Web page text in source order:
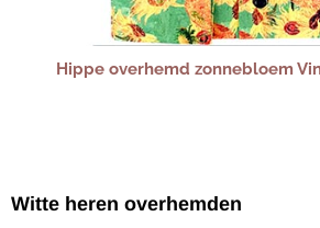
Hippe overhemd zonnebloem
Witte heren overhemden